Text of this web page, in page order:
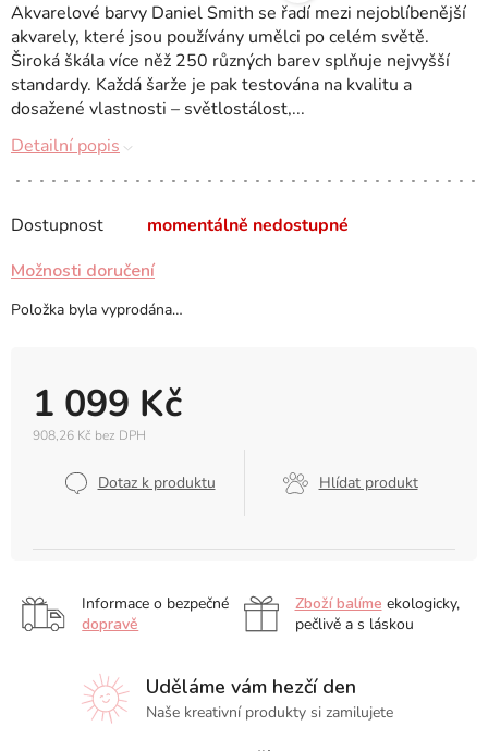
Dostupnost momentálně nedostupné
1 099 Kč
908,26 Kč bez DPH
Dotaz k produktu Hlídat produkt
Možnosti doručení
Položka byla vyprodána…
Akvarelové barvy Daniel Smith se řadí mezi nejoblíbenější
akvarely, které jsou používány umělci po celém světě.
Široká škála více něž 250 různých barev splňuje nejvyšší
standardy. Každá šarže je pak testována na kvalitu a
dosažené vlastnosti – světlostálost,...
Detailní popis
Informace o bezpečné
dopravě
Zboží balíme ekologicky,
pečlivě a s láskou
Uděláme vám hezčí den
Naše kreativní produkty si zamilujete